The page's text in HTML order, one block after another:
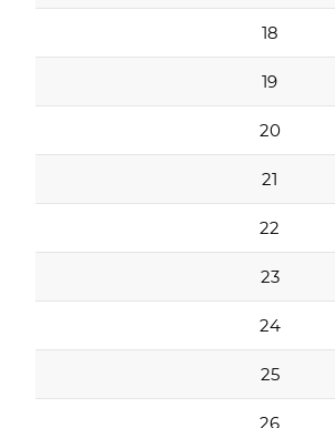
18
19
20
21
22
23
24
25
26